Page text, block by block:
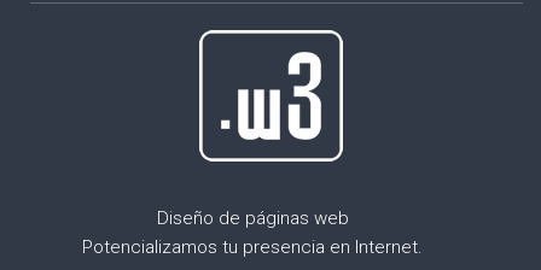
Diseño de páginas web
Potencializamos tu presencia en Internet.